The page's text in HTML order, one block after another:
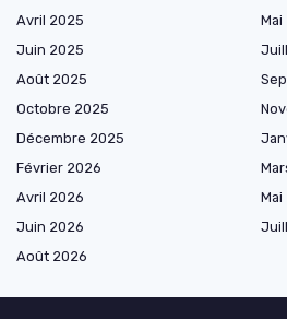
Avril 2025
Mai
Juin 2025
Août 2025
Octobre 2025
Décembre 2025
Février 2026
Avril 2026
Mai
Juin 2026
Août 2026